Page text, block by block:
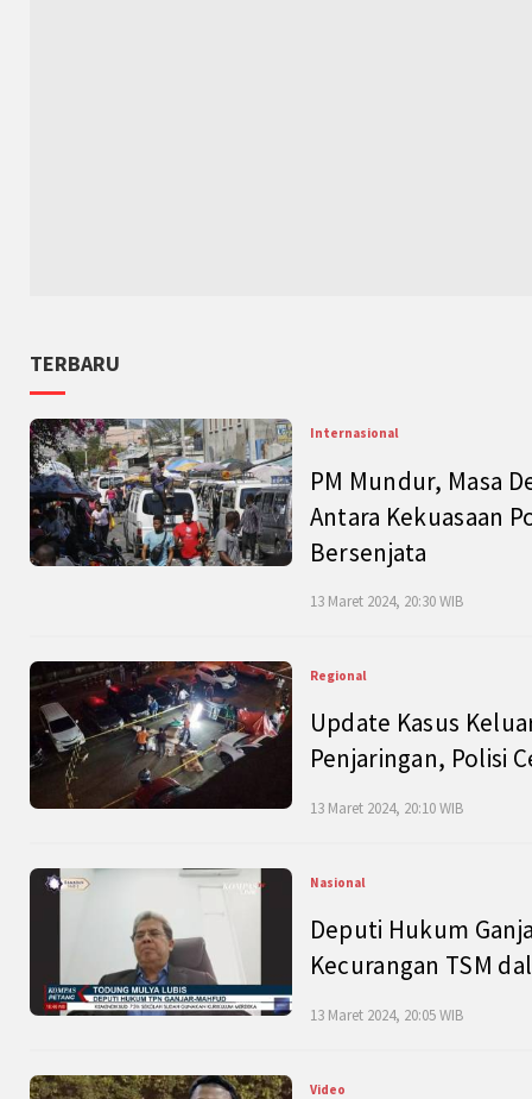
TERBARU
Internasional
PM Mundur, Masa
Antara Kekuasaan
Bersenjata
13 Maret 2024, 20:30 WIB
Regional
Update Kasus
Penjaringan, Polisi
13 Maret 2024, 20:10 WIB
Nasional
Deputi Hukum
Kecurangan TSM
13 Maret 2024, 20:05 WIB
Video